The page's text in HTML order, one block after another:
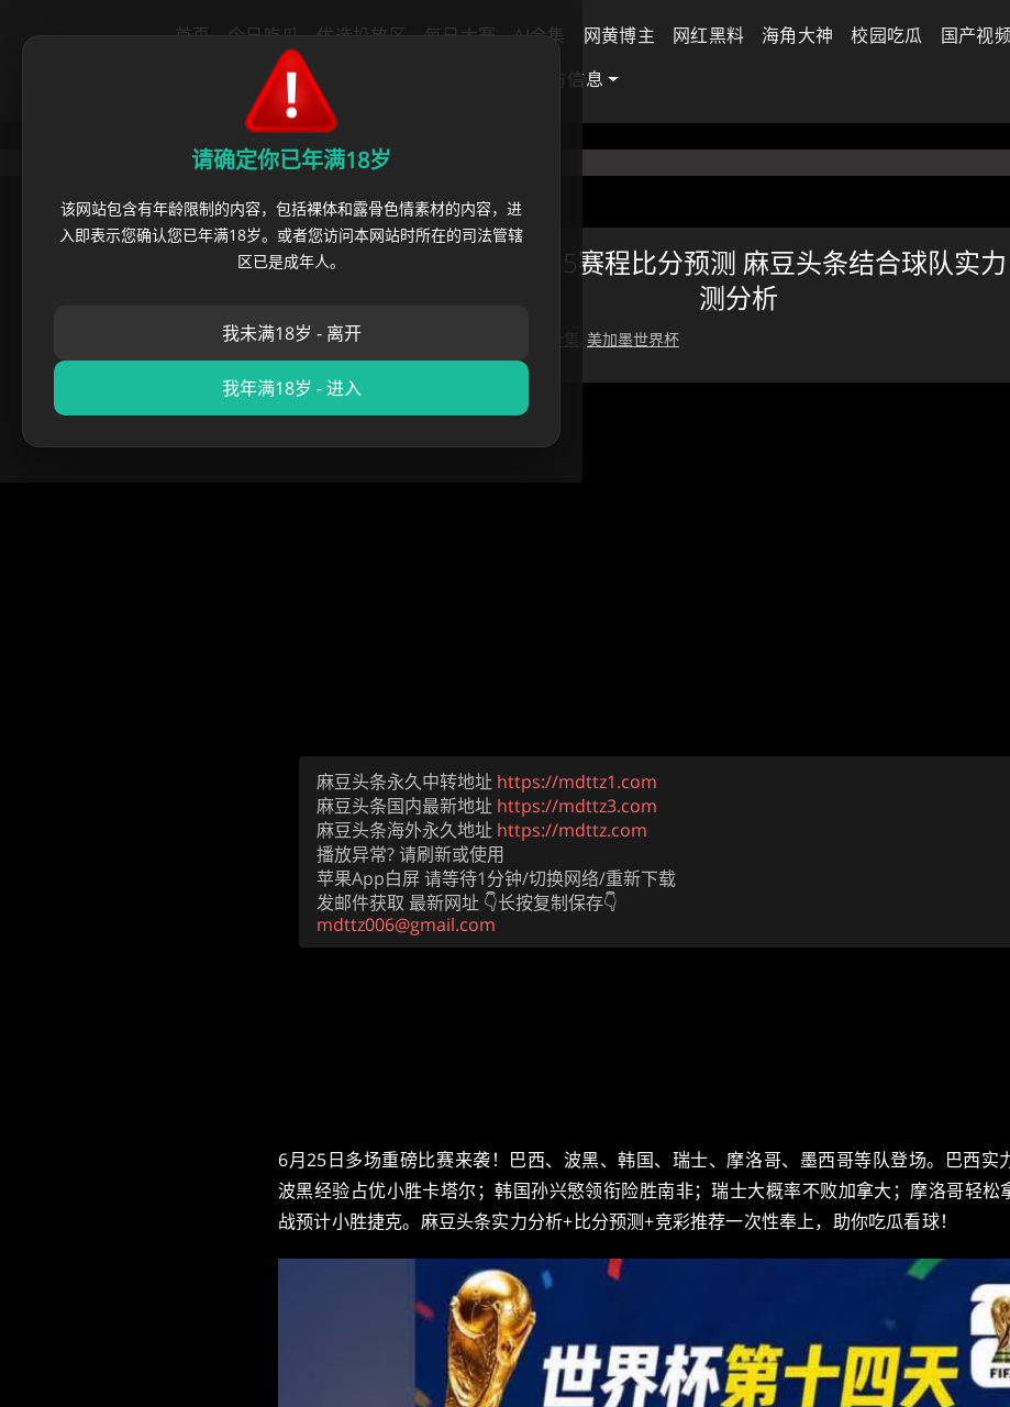
首页 今日吃瓜 优选投放区 每日大赛 AI合集 网黄博主 网红黑料 海角大神 校园吃瓜 国产视
猎奇百科 官方信息
首页 › AI合集 › 2026美加墨世界杯
2026美加墨世界杯6.25赛程比分预测 麻豆头条结合球队实
测分析
私密侦查员 美加墨世界杯
麻豆头条永久中转地址 https://mdttz1.com
麻豆头条国内最新地址 https://mdttz3.com
麻豆头条海外永久地址 https://mdttz.com
播放异常? 请刷新或使用
苹果App白屏 请等待1分钟/切换网络/重新下载
发邮件获取 最新网址 👇长按复制保存👇
mdttz006@gmail.com
6月25日多场重磅比赛来袭！巴西、波黑、韩国、瑞士、摩洛哥、墨西哥等队登场。巴西实
波黑经验占优小胜卡塔尔；韩国孙兴慜领衔险胜南非；瑞士大概率不败加拿大；摩洛哥轻松
战预计小胜捷克。麻豆头条实力分析+比分预测+竞彩推荐一次性奉上，助你吃瓜看球！
请确定你已年满18岁
该网站包含有年龄限制的内容，包括裸体和露骨色情素材的内容，进
入即表示您确认您已年满18岁。或者您访问本网站时所在的司法管辖
区已是成年人。
我未满18岁 - 离开
我年满18岁 - 进入